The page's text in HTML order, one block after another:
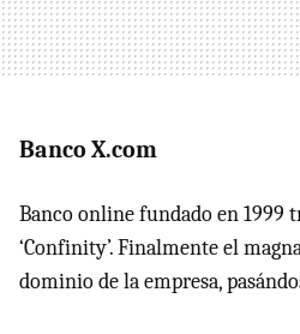
Banco X.com
Banco online fundado en 1999
‘Confinity’. Finalmente el
dominio de la empresa,